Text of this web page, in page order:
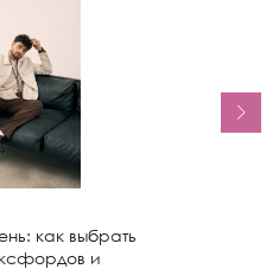
как выбрать
и